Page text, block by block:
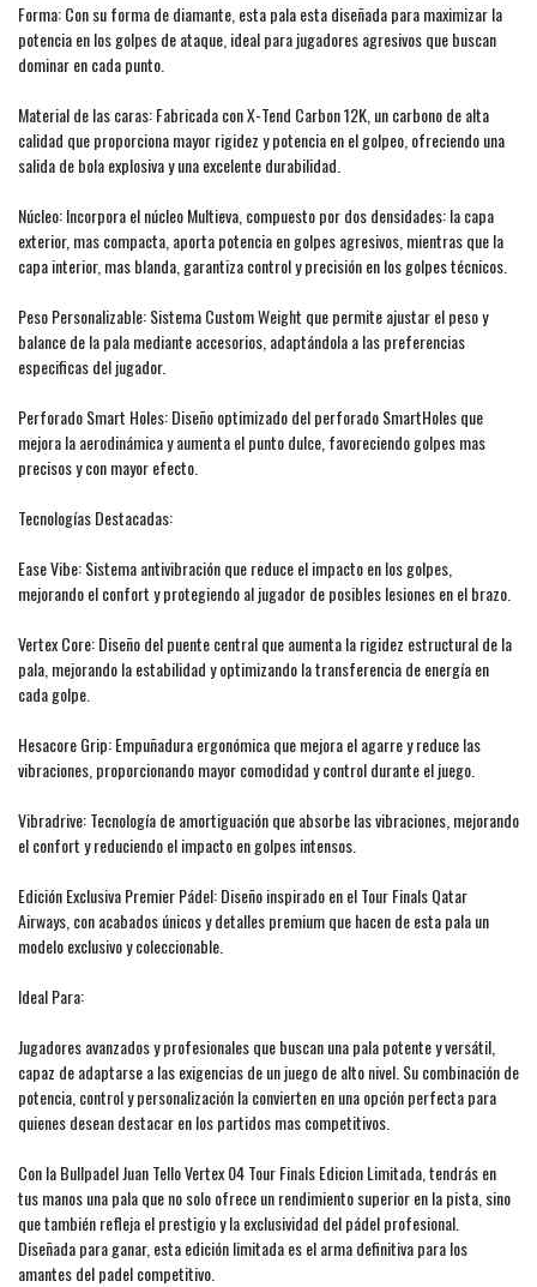
Forma: Con su forma de diamante, esta pala esta diseñada para maximizar la
potencia en los golpes de ataque, ideal para jugadores agresivos que buscan
dominar en cada punto.
Material de las caras: Fabricada con X-Tend Carbon 12K, un carbono de alta
calidad que proporciona mayor rigidez y potencia en el golpeo, ofreciendo una
salida de bola explosiva y una excelente durabilidad.
Núcleo: Incorpora el núcleo Multieva, compuesto por dos densidades: la capa
exterior, mas compacta, aporta potencia en golpes agresivos, mientras que la
capa interior, mas blanda, garantiza control y precisión en los golpes técnicos.
Peso Personalizable: Sistema Custom Weight que permite ajustar el peso y
balance de la pala mediante accesorios, adaptándola a las preferencias
especificas del jugador.
Perforado Smart Holes: Diseño optimizado del perforado SmartHoles que
mejora la aerodinámica y aumenta el punto dulce, favoreciendo golpes mas
precisos y con mayor efecto.
Tecnologías Destacadas:
Ease Vibe: Sistema antivibración que reduce el impacto en los golpes,
mejorando el confort y protegiendo al jugador de posibles lesiones en el brazo.
Vertex Core: Diseño del puente central que aumenta la rigidez estructural de la
pala, mejorando la estabilidad y optimizando la transferencia de energía en
cada golpe.
Hesacore Grip: Empuñadura ergonómica que mejora el agarre y reduce las
vibraciones, proporcionando mayor comodidad y control durante el juego.
Vibradrive: Tecnología de amortiguación que absorbe las vibraciones, mejorando
el confort y reduciendo el impacto en golpes intensos.
Edición Exclusiva Premier Pádel: Diseño inspirado en el Tour Finals Qatar
Airways, con acabados únicos y detalles premium que hacen de esta pala un
modelo exclusivo y coleccionable.
Ideal Para:
Jugadores avanzados y profesionales que buscan una pala potente y versátil,
capaz de adaptarse a las exigencias de un juego de alto nivel. Su combinación de
potencia, control y personalización la convierten en una opción perfecta para
quienes desean destacar en los partidos mas competitivos.
Con la Bullpadel Juan Tello Vertex 04 Tour Finals Edicion Limitada, tendrás en
tus manos una pala que no solo ofrece un rendimiento superior en la pista, sino
que también refleja el prestigio y la exclusividad del pádel profesional.
Diseñada para ganar, esta edición limitada es el arma definitiva para los
amantes del padel competitivo.